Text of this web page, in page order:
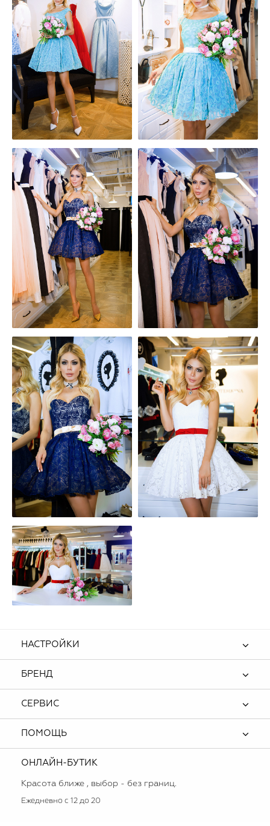
НАСТРОЙКИ
БРЕНД
СЕРВИС
ПОМОЩЬ
ОНЛАЙН-БУТИК
Красота ближе , выбор - без границ.
Ежедневно с 12 до 20